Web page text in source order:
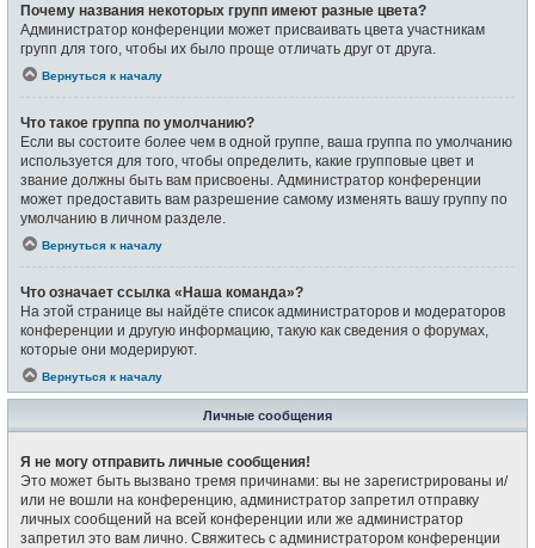
Почему названия некоторых групп имеют разные цвета?
Администратор конференции может присваивать цвета участникам
групп для того, чтобы их было проще отличать друг от друга.
Вернуться к началу
Что такое группа по умолчанию?
Если вы состоите более чем в одной группе, ваша группа по умолчанию
используется для того, чтобы определить, какие групповые цвет и
звание должны быть вам присвоены. Администратор конференции
может предоставить вам разрешение самому изменять вашу группу по
умолчанию в личном разделе.
Вернуться к началу
Что означает ссылка «Наша команда»?
На этой странице вы найдёте список администраторов и модераторов
конференции и другую информацию, такую как сведения о форумах,
которые они модерируют.
Вернуться к началу
Личные сообщения
Я не могу отправить личные сообщения!
Это может быть вызвано тремя причинами: вы не зарегистрированы и/
или не вошли на конференцию, администратор запретил отправку
личных сообщений на всей конференции или же администратор
запретил это вам лично. Свяжитесь с администратором конференции